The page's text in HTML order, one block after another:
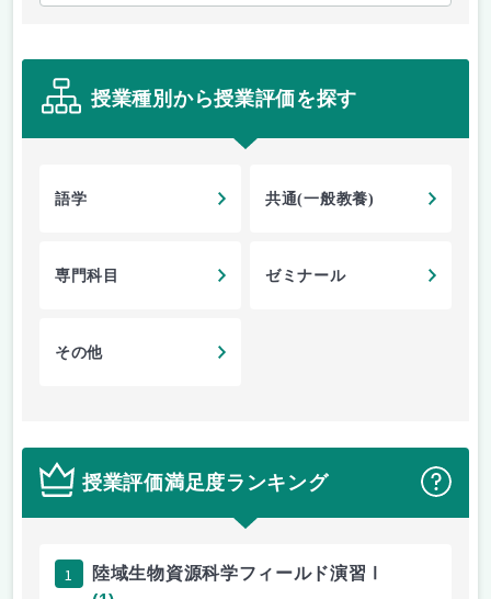
授業種別から授業評価を探す
語学 共通(一般教養)
専門科目 ゼミナール
その他
授業評価満足度ランキング ？
1
陸域生物資源科学フィールド演習Ⅰ